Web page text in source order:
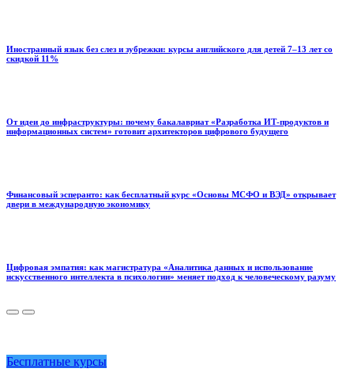
Иностранный язык без слез и зубрежки: курсы английского для детей 7–13 лет со
скидкой 11%
От идеи до инфраструктуры: почему бакалавриат «Разработка ИТ-продуктов и
информационных систем» готовит архитекторов цифрового будущего
Финансовый эсперанто: как бесплатный курс «Основы МСФО и ВЭД» открывает
двери в международную экономику
Цифровая эмпатия: как магистратура «Аналитика данных и использование
искусственного интеллекта в психологии» меняет подход к человеческому разуму
Бесплатные курсы